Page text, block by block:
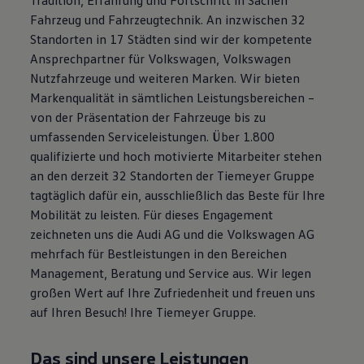
Magazin
Lifestyle
Transport
Familie
Elektromobilität
Volkswagen R
Pannen- und Unfallhilfe
Volkswagen Kundenbetreuung
Fahrzeug und Fahrzeugtechnik. An inzwischen 32
Standorten in 17 Städten sind wir der kompetente
Ansprechpartner für Volkswagen, Volkswagen
Nutzfahrzeuge und weiteren Marken. Wir bieten
Markenqualität in sämtlichen Leistungsbereichen –
von der Präsentation der Fahrzeuge bis zu
umfassenden Serviceleistungen. Über 1.800
qualifizierte und hoch motivierte Mitarbeiter stehen
an den derzeit 32 Standorten der Tiemeyer Gruppe
tagtäglich dafür ein, ausschließlich das Beste für Ihre
Mobilität zu leisten. Für dieses Engagement
zeichneten uns die Audi AG und die Volkswagen AG
mehrfach für Bestleistungen in den Bereichen
Management, Beratung und Service aus. Wir legen
großen Wert auf Ihre Zufriedenheit und freuen uns
auf Ihren Besuch! Ihre Tiemeyer Gruppe.
Das sind unsere Leistungen